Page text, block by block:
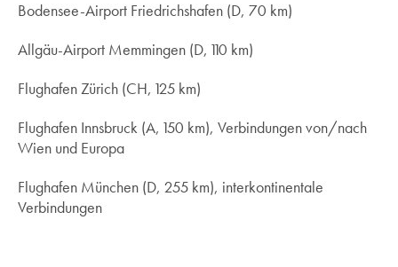
Bodensee-Airport Friedrichshafen (D, 70 km)
Allgäu-Airport Memmingen (D, 110 km)
Flughafen Zürich (CH, 125 km)
Flughafen Innsbruck (A, 150 km), Verbindungen von/nach
Wien und Europa
Flughafen München (D, 255 km), interkontinentale
Verbindungen